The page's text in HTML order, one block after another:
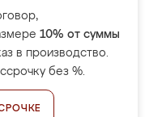
10% от суммы
в производство.
без %.